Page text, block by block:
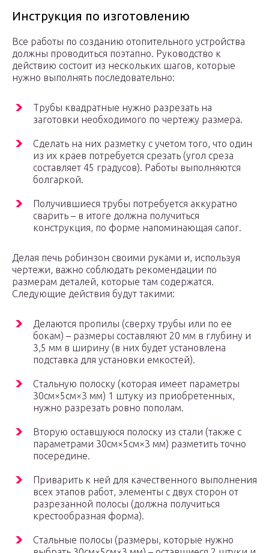
Инструкция по изготовлению
Все работы по созданию отопительного устройства
должны проводиться поэтапно. Руководство к
действию состоит из нескольких шагов, которые
нужно выполнять последовательно:
Трубы квадратные нужно разрезать на
заготовки необходимого по чертежу размера.
Сделать на них разметку с учетом того, что один
из их краев потребуется срезать (угол среза
составляет 45 градусов). Работы выполняются
болгаркой.
Получившиеся трубы потребуется аккуратно
сварить – в итоге должна получиться
конструкция, по форме напоминающая сапог.
Делая печь робинзон своими руками и, используя
чертежи, важно соблюдать рекомендации по
размерам деталей, которые там содержатся.
Следующие действия будут такими:
Делаются пропилы (сверху трубы или по ее
бокам) – размеры составляют 20 мм в глубину и
3,5 мм в ширину (в них будет установлена
подставка для установки емкостей).
Стальную полоску (которая имеет параметры
30см×5см×3 мм) 1 штуку из приобретенных,
нужно разрезать ровно пополам.
Вторую оставшуюся полоску из стали (также с
параметрами 30см×5см×3 мм) разметить точно
посередине.
Приварить к ней для качественного выполнения
всех этапов работ, элементы с двух сторон от
разрезанной полосы (должна получиться
крестообразная форма).
Стальные полосы (размеры, которые нужно